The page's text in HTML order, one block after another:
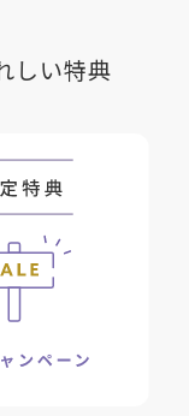
しい特典